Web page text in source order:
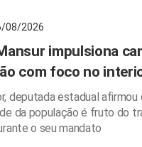
08/2026
impulsiona
com foco no
deputada estadual afirmou
da população é fruto do
o seu mandato